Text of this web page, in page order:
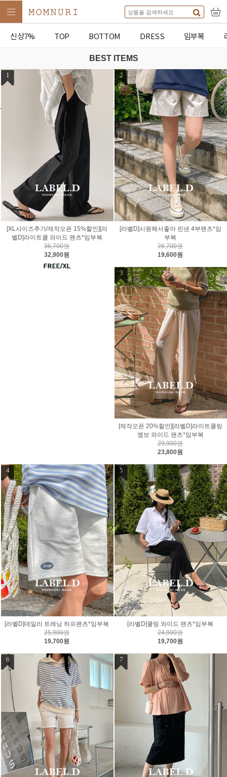
신상7% TOP BOTTOM DRESS 임부복
BEST ITEMS
1
[XL사이즈추가/제작오픈 15%할인][라
벨D]라이트쿨 와이드 팬츠*임부복
36,700원
32,900원
2
[라벨D]시원해서좋아 린넨 4부팬츠*임
부복
26,700원
19,600원
3
[제작오픈 20%할인][라벨D]라이트쿨링
엠보 와이드 팬츠*임부복
29,900원
23,800원
4
[라벨D]데일리 트레닝 하프팬츠*임부복
25,900원
19,700원
5
[라벨D]쿨링 와이드 팬츠*임부복
24,900원
19,700원
6 7